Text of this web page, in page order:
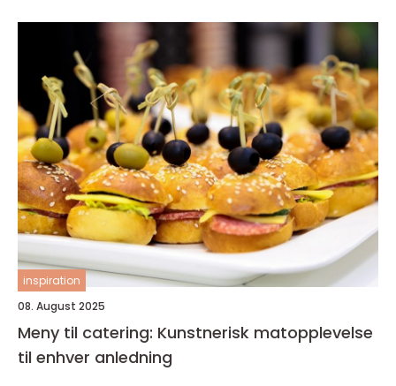
inspiration
08. August 2025
Meny til catering: Kunstnerisk matopplevelse
til enhver anledning